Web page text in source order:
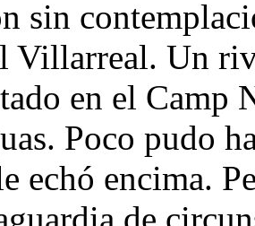
sin
Villarreal. Un
en el Camp
Poco pudo
echó encima.
de